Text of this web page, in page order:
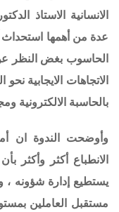
الانسانية الاستاذ
عدة من أهمها استحداث
الحاسوب بغض النظر
الاتجاهات الايجابية
بالحاسبة الالكترونية
وأوضحت الندوة ان
الانطباع أكثر وأكثر
يستطيع إدارة شؤونه ،
مستقبل العاملين